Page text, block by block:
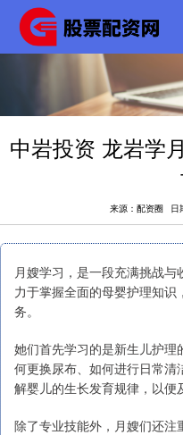
中岩投资 龙岩学
来源：配资圈 日
月嫂学习，是一段充满挑战
力于掌握全面的母婴护理知
务。
她们首先学习的是新生儿护
何更换尿布、如何进行日常清
解婴儿的生长发育规律，以便
除了专业技能外，月嫂们还